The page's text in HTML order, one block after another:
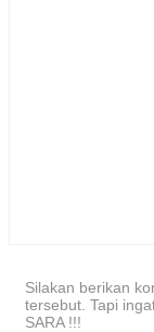
Silakan berikan
tersebut. Tapi
SARA !!!